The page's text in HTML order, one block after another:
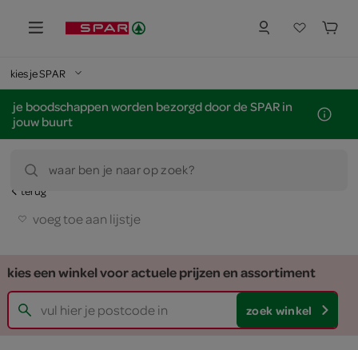
kies je SPAR
je boodschappen worden bezorgd door de SPAR in
jouw buurt
waar ben je naar op zoek?
terug
voeg toe aan lijstje
kies een winkel voor actuele prijzen en assortiment
zoek winkel